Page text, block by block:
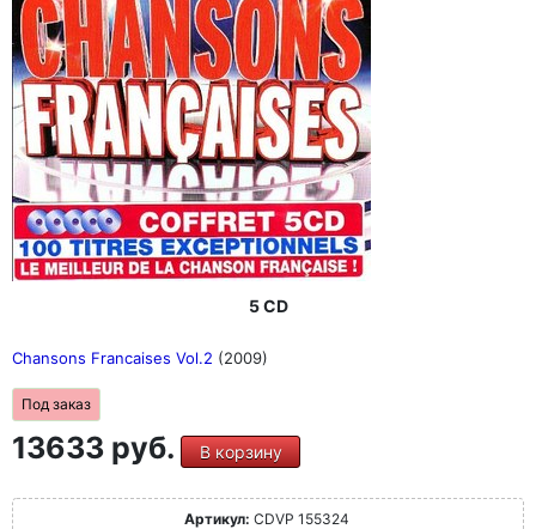
5 CD
Chansons Francaises Vol.2 (2009)
Под заказ
13633 руб. В корзину
Артикул: CDVP 155324